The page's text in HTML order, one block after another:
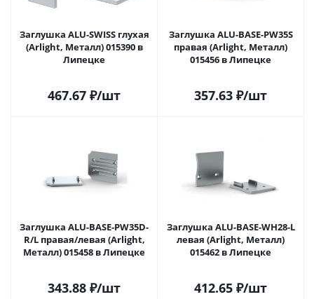
Заглушка ALU-SWISS глухая
(Arlight, Металл) 015390 в
Липецке
467.67 ₽/шт
Заглушка ALU-BASE-PW35S
правая (Arlight, Металл)
015456 в Липецке
357.63 ₽/шт
Заглушка ALU-BASE-PW35D-
R/L правая/левая (Arlight,
Металл) 015458 в Липецке
343.88 ₽/шт
Заглушка ALU-BASE-WH28-L
левая (Arlight, Металл)
015462 в Липецке
412.65 ₽/шт